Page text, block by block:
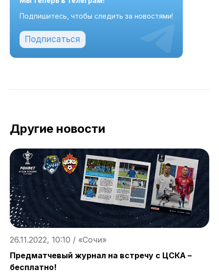
Подпишитесь, чтобы следить за новостями!
Подписаться
Другие новости
26.11.2022, 10:10 / «Сочи»
Предматчевый журнал на встречу с ЦСКА –
бесплатно!